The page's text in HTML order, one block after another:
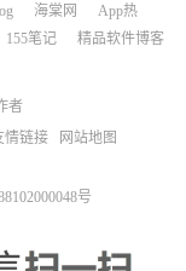
海棠网
App热
155笔记
精品软件博客
者
情链接 网站地图
号